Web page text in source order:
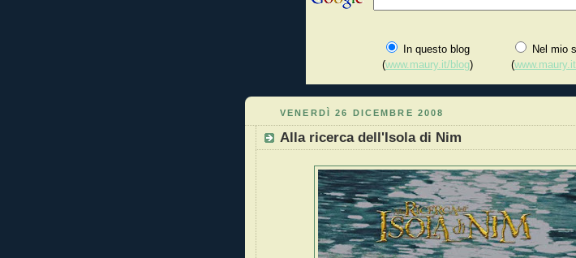
In questo blog
(www.maury.it/blog)
Nel mio
(www.maury.it
VENERDÌ 26 DICEMBRE 2008
Alla ricerca dell'Isola di Nim